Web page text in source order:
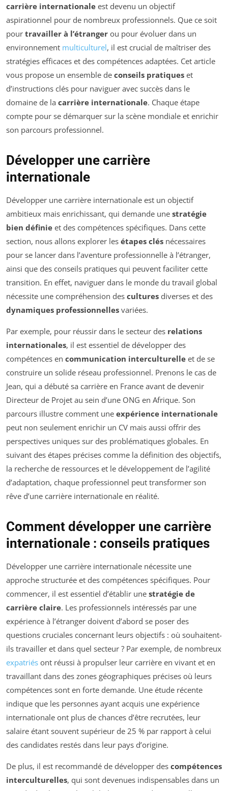
carrière internationale est devenu un objectif
aspirationnel pour de nombreux professionnels. Que ce soit
pour travailler à l’étranger ou pour évoluer dans un
environnement multiculturel, il est crucial de maîtriser des
stratégies efficaces et des compétences adaptées. Cet article
vous propose un ensemble de conseils pratiques et
d’instructions clés pour naviguer avec succès dans le
domaine de la carrière internationale. Chaque étape
compte pour se démarquer sur la scène mondiale et enrichir
son parcours professionnel.
Développer une carrière
internationale
Développer une carrière internationale est un objectif
ambitieux mais enrichissant, qui demande une stratégie
bien définie et des compétences spécifiques. Dans cette
section, nous allons explorer les étapes clés nécessaires
pour se lancer dans l’aventure professionnelle à l’étranger,
ainsi que des conseils pratiques qui peuvent faciliter cette
transition. En effet, naviguer dans le monde du travail global
nécessite une compréhension des cultures diverses et des
dynamiques professionnelles variées.
Par exemple, pour réussir dans le secteur des relations
internationales, il est essentiel de développer des
compétences en communication interculturelle et de se
construire un solide réseau professionnel. Prenons le cas de
Jean, qui a débuté sa carrière en France avant de devenir
Directeur de Projet au sein d’une ONG en Afrique. Son
parcours illustre comment une expérience internationale
peut non seulement enrichir un CV mais aussi offrir des
perspectives uniques sur des problématiques globales. En
suivant des étapes précises comme la définition des objectifs,
la recherche de ressources et le développement de l’agilité
d’adaptation, chaque professionnel peut transformer son
rêve d’une carrière internationale en réalité.
Comment développer une carrière
internationale : conseils pratiques
Développer une carrière internationale nécessite une
approche structurée et des compétences spécifiques. Pour
commencer, il est essentiel d’établir une stratégie de
carrière claire. Les professionnels intéressés par une
expérience à l’étranger doivent d’abord se poser des
questions cruciales concernant leurs objectifs : où souhaitent-
ils travailler et dans quel secteur ? Par exemple, de nombreux
expatriés ont réussi à propulser leur carrière en vivant et en
travaillant dans des zones géographiques précises où leurs
compétences sont en forte demande. Une étude récente
indique que les personnes ayant acquis une expérience
internationale ont plus de chances d’être recrutées, leur
salaire étant souvent supérieur de 25 % par rapport à celui
des candidates restés dans leur pays d’origine.
De plus, il est recommandé de développer des compétences
interculturelles, qui sont devenues indispensables dans un